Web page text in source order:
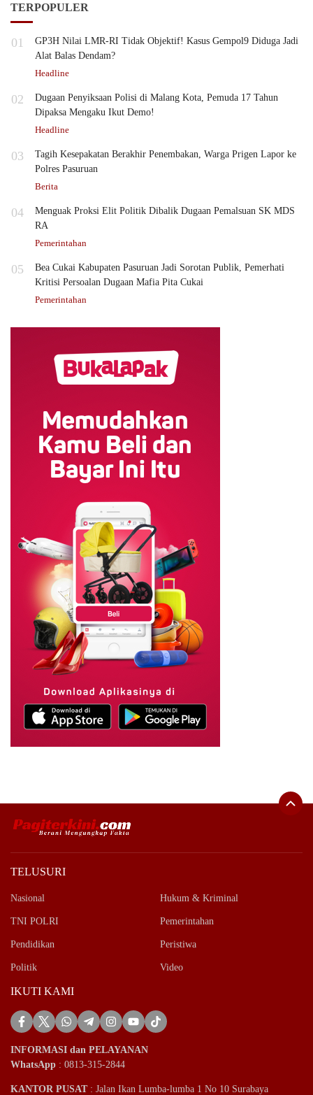
TERPOPULER
01
GP3H Nilai LMR-RI Tidak Objektif! Kasus Gempol9 Diduga Jadi
Alat Balas Dendam?
Headline
02
Dugaan Penyiksaan Polisi di Malang Kota, Pemuda 17 Tahun
Dipaksa Mengaku Ikut Demo!
Headline
03
Tagih Kesepakatan Berakhir Penembakan, Warga Prigen Lapor ke
Polres Pasuruan
Berita
04
Menguak Proksi Elit Politik Dibalik Dugaan Pemalsuan SK MDS
RA
Pemerintahan
05
Bea Cukai Kabupaten Pasuruan Jadi Sorotan Publik, Pemerhati
Kritisi Persoalan Dugaan Mafia Pita Cukai
Pemerintahan
TELUSURI
Nasional Hukum & Kriminal
TNI POLRI Pemerintahan
Pendidikan Peristiwa
Politik Video
IKUTI KAMI
INFORMASI dan PELAYANAN
WhatsApp : 0813-315-2844
KANTOR PUSAT: Jalan Ikan Lumba-lumba 1 No 10 Surabaya